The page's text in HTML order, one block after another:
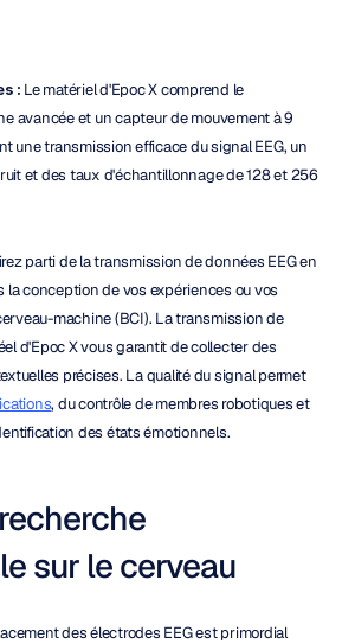
: Le matériel d'Epoc X comprend le
avancée et un capteur de mouvement à 9
une transmission efficace du signal EEG, un
et des taux d'échantillonnage de 128 et 256
parti de la transmission de données EEG en
la conception de vos expériences ou vos
machine (BCI). La transmission de
d'Epoc X vous garantit de collecter des
précises. La qualité du signal permet
, du contrôle de membres robotiques et
des états émotionnels.
sur le cerveau
des électrodes EEG est primordial